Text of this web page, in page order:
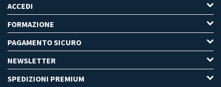
ACCEDI
FORMAZIONE
PAGAMENTO SICURO
NEWSLETTER
SPEDIZIONI PREMIUM